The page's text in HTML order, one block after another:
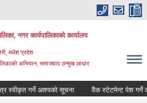
नगर कार्यपालिकाकाे कार्यालय
मधेश प्रदेश
अभियान, समाजवाद उन्मुख आधार
स्वीकृत गर्ने आश्यको सूचना वैंक स्टेटमेन्ट पेश गर्ने वारे